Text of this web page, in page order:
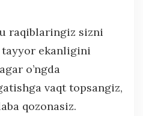
raqiblaringiz sizni
ekanligini
o’ngda
vaqt topsangiz,
qozonasiz.